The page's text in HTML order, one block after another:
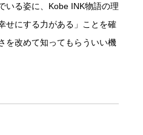
いる姿に、Kobe INK物語の理
せにする力がある」ことを確
を改めて知ってもらういい機